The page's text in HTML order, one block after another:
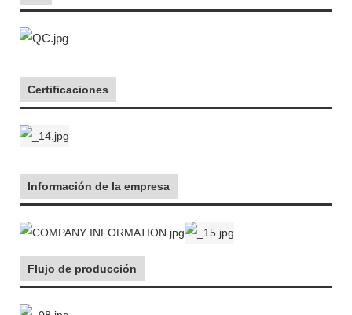
Certificaciones
Información de la empresa
Flujo de producción